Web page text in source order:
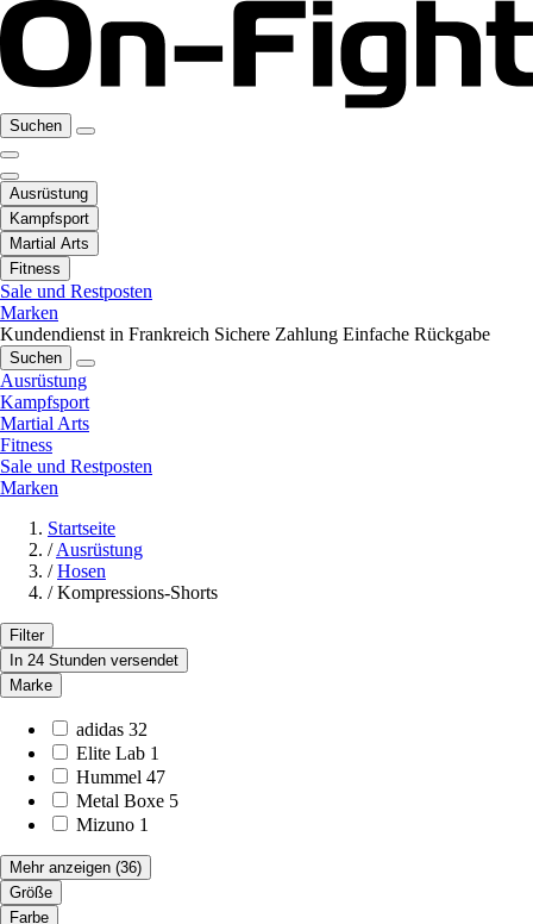
Suchen
Ausrüstung
Kampfsport
Martial Arts
Fitness
Sale und Restposten
Marken
Kundendienst in Frankreich Sichere Zahlung Einfache Rückgabe
Suchen
Ausrüstung
Kampfsport
Martial Arts
Fitness
Sale und Restposten
Marken
Startseite
/ Ausrüstung
/ Hosen
/ Kompressions-Shorts
Filter
In 24 Stunden versendet
Marke
adidas 32
Elite Lab 1
Hummel 47
Metal Boxe 5
Mizuno 1
Mehr anzeigen (36)
Größe
Farbe